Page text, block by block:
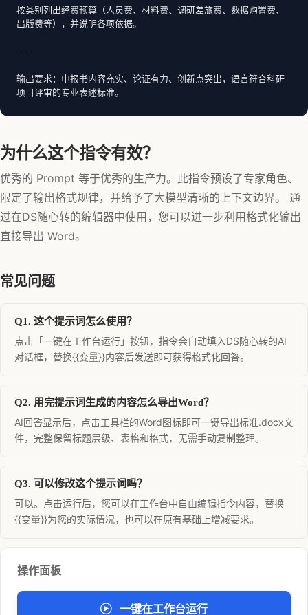
按类别列出经费预算（人员费、材料费、调研差旅费、数据购置费、
出版费等），并说明各项依据。
---
输出要求：申报书内容充实、论证有力、创新点突出，语言符合科研
项目评审的专业表述标准。
为什么这个指令有效？
优秀的 Prompt 等于优秀的生产力。此指令预设了专家角色、
限定了输出格式规律，并给予了大模型清晰的上下文边界。 通
过在DS随心转的编辑器中使用，您可以进一步利用格式化输出
直接导出 Word。
常见问题
Q1. 这个提示词怎么使用？
点击「一键在工作台运行」按钮，指令会自动填入DS随心转的AI
对话框，替换{{变量}}内容后发送即可获得格式化回答。
Q2. 用完提示词生成的内容怎么导出Word？
AI回答显示后，点击工具栏的Word图标即可一键导出标准.docx文
件，完整保留标题层级、表格和格式，无需手动复制整理。
Q3. 可以修改这个提示词吗？
可以。点击运行后，您可以在工作台中自由编辑指令内容，替换
{{变量}}为您的实际情况，也可以在原有基础上增减要求。
操作面板
一键在工作台运行